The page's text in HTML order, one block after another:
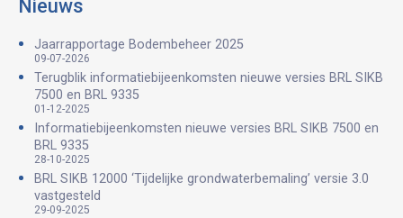
Nieuws
Jaarrapportage Bodembeheer 2025
09-07-2026
Terugblik informatiebijeenkomsten nieuwe versies BRL SIKB
7500 en BRL 9335
01-12-2025
Informatiebijeenkomsten nieuwe versies BRL SIKB 7500 en
BRL 9335
28-10-2025
BRL SIKB 12000 ‘Tijdelijke grondwaterbemaling’ versie 3.0
vastgesteld
29-09-2025